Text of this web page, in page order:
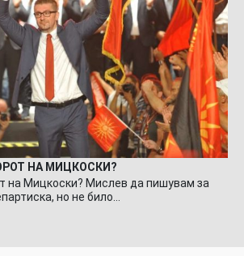
НА МИЦКОСКИ?
на Мицкоски? Мислев да пишувам за
но не било…